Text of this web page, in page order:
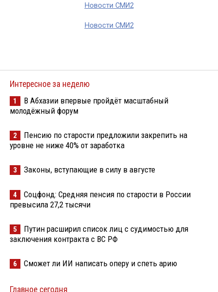
Новости СМИ2
Новости СМИ2
Интересное за неделю
1
В Абхазии впервые пройдёт масштабный
молодёжный форум
2
Пенсию по старости предложили закрепить на
уровне не ниже 40% от заработка
3 Законы, вступающие в силу в августе
4
Соцфонд: Средняя пенсия по старости в России
превысила 27,2 тысячи
5
Путин расширил список лиц с судимостью для
заключения контракта с ВС РФ
6 Сможет ли ИИ написать оперу и спеть арию
Главное сегодня